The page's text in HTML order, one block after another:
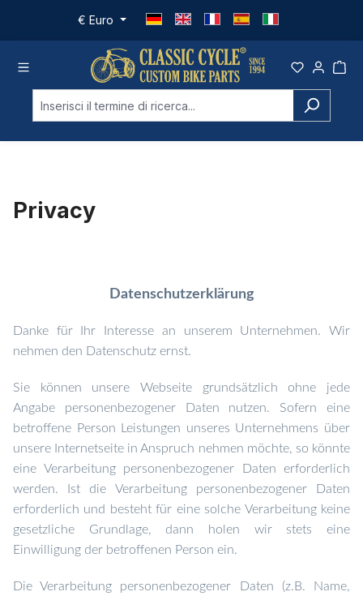
Passa al contenuto principale
€ Euro
Privacy
Datenschutzerklärung
Danke für Ihr Interesse an unserem Unternehmen. Wir
nehmen den Datenschutz ernst.
Sie können unsere Webseite grundsätzlich ohne jede
Angabe personenbezogener Daten nutzen. Sofern eine
betroffene Person Leistungen unseres Unternehmens über
unsere Internetseite in Anspruch nehmen möchte, so könnte
eine Verarbeitung personenbezogener Daten erforderlich
werden. Ist die Verarbeitung personenbezogener Daten
erforderlich und besteht für eine solche Verarbeitung keine
gesetzliche Grundlage, dann holen wir stets eine
Einwilligung der betroffenen Person ein.
Die Verarbeitung personenbezogener Daten (z.B. Name,